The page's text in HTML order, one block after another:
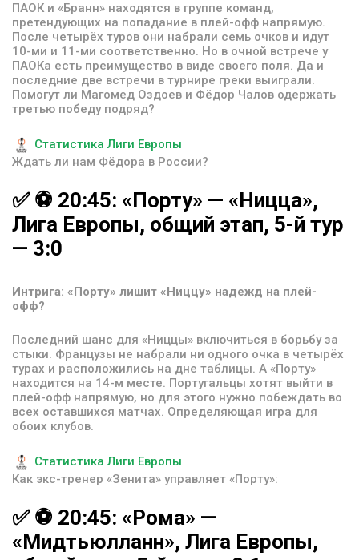
ПАОК и «Бранн» находятся в группе команд,
претендующих на попадание в плей-офф напрямую.
После четырёх туров они набрали семь очков и идут
10-ми и 11-ми соответственно. Но в очной встрече у
ПАОКа есть преимущество в виде своего поля. Да и
последние две встречи в турнире греки выиграли.
Помогут ли Магомед Оздоев и Фёдор Чалов одержать
третью победу подряд?
Статистика Лиги Европы
Ждать ли нам Фёдора в России?
✅ ⚽️ 20:45: «Порту» — «Ницца»,
Лига Европы, общий этап, 5-й тур
— 3:0
Интрига: «Порту» лишит «Ниццу» надежд на плей-
офф?
Последний шанс для «Ниццы» включиться в борьбу за
стыки. Французы не набрали ни одного очка в четырёх
турах и расположились на дне таблицы. А «Порту»
находится на 14-м месте. Португальцы хотят выйти в
плей-офф напрямую, но для этого нужно побеждать во
всех оставшихся матчах. Определяющая игра для
обоих клубов.
Статистика Лиги Европы
Как экс-тренер «Зенита» управляет «Порту»:
✅ ⚽️ 20:45: «Рома» —
«Мидтьюлланн», Лига Европы,